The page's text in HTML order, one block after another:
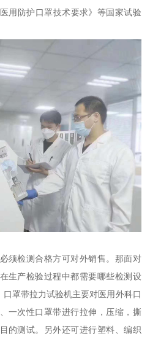
用防护口罩技术要求》等国家试验
须检测合格方可对外销售。那面对
生产检验过程中都需要哪些检测设
罩带拉力试验机主要对医用外科口
一次性口罩带进行拉伸，压缩，撕
的测试。另外还可进行塑料、编织